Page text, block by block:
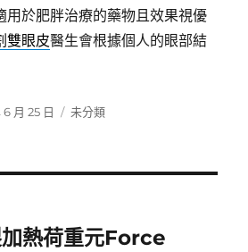
用於肥胖治療的藥物且效果視優
雙眼皮醫生會根據個人的眼部結
月 25 日
分
未分類
加熱荷重元Force